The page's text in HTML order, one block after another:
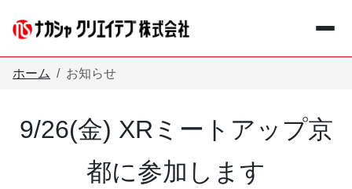
事業紹介Business
ホーム お知らせ
9/26(金) XRミートアップ京
都に参加します